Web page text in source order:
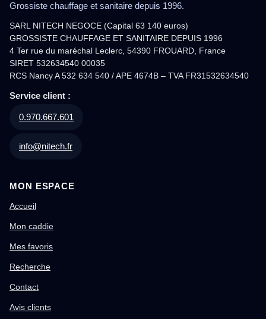
Grossiste chauffage et sanitaire depuis 1996.
SARL NITECH NEGOCE (Capital 63 140 euros)
GROSSISTE CHAUFFAGE ET SANITAIRE DEPUIS 1996
4 Ter rue du maréchal Leclerc, 54390 FROUARD, France
SIRET 532634540 00035
RCS Nancy A 532 634 540 / APE 4674B – TVA FR31532634540
Service client :
0.970.667.601
info@nitech.fr
MON ESPACE
Accueil
Mon caddie
Mes favoris
Recherche
Contact
Avis clients